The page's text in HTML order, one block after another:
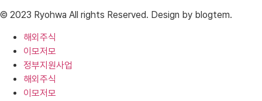
© 2023 Ryohwa All rights Reserved. Design by blogtem.
해외주식
이모저모
정부지원사업
해외주식
이모저모